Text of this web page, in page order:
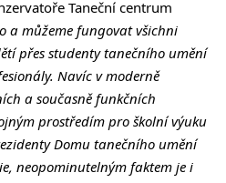
Taneční centrum
a můžeme fungovat všichni
přes studenty tanečního umění
Navíc v moderně
a současně funkčních
prostředím pro školní výuku
Domu tanečního umění
neopominutelným faktem je i